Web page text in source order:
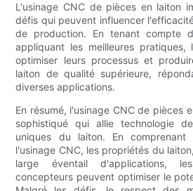
L'usinage CNC de pièces en laiton
défis qui peuvent influencer
de production. En tenant compte
appliquant les meilleures pratiques,
optimiser leurs processus et
laiton de qualité supérieure,
diverses applications.
En résumé, l'usinage CNC de pièces
sophistiqué qui allie technologie
uniques du laiton. En comprenant
l'usinage CNC, les propriétés du
large éventail d'applications,
concepteurs peuvent optimiser le